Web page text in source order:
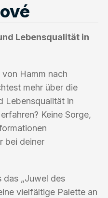
Lebensqualität in
Hamm nach
mehr über die
Lebensqualität in
Keine Sorge,
bei deiner
das „Juwel des
vielfältige Palette an